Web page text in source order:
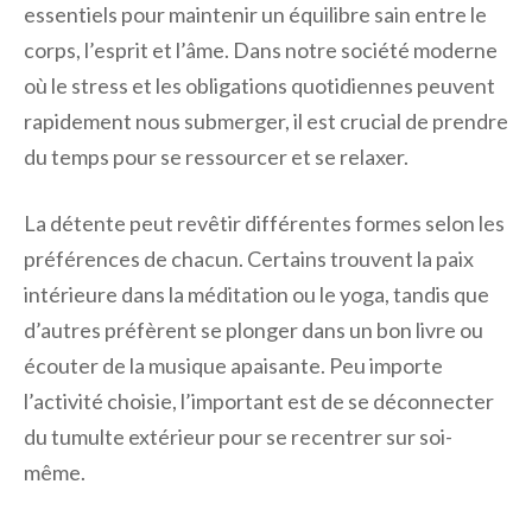
essentiels pour maintenir un équilibre sain entre le
corps, l’esprit et l’âme. Dans notre société moderne
où le stress et les obligations quotidiennes peuvent
rapidement nous submerger, il est crucial de prendre
du temps pour se ressourcer et se relaxer.
La détente peut revêtir différentes formes selon les
préférences de chacun. Certains trouvent la paix
intérieure dans la méditation ou le yoga, tandis que
d’autres préfèrent se plonger dans un bon livre ou
écouter de la musique apaisante. Peu importe
l’activité choisie, l’important est de se déconnecter
du tumulte extérieur pour se recentrer sur soi-
même.